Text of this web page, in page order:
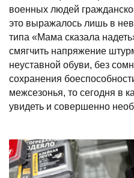
военных людей
это выражалось лишь в
типа «Мама сказала
смягчить напряжение
неуставной обуви, без
сохранения
межсезонья, то сегодня в
увидеть и совершенно